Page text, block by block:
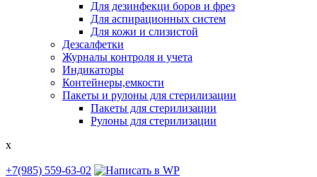
Для дезинфекци боров и фрез
Для аспирационных систем
Для кожи и слизистой
Дезсалфетки
Журналы контроля и учета
Индикаторы
Контейнеры,емкости
Пакеты и рулоны для стерилизации
Пакеты для стерилизации
Рулоны для стерилизации
x
+7(985) 559-63-02